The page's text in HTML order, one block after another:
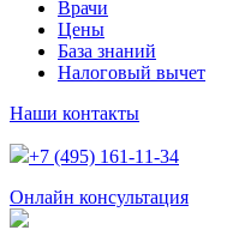
Врачи
Цены
База знаний
Налоговый вычет
Наши контакты
+7 (495) 161-11-34
Онлайн консультация